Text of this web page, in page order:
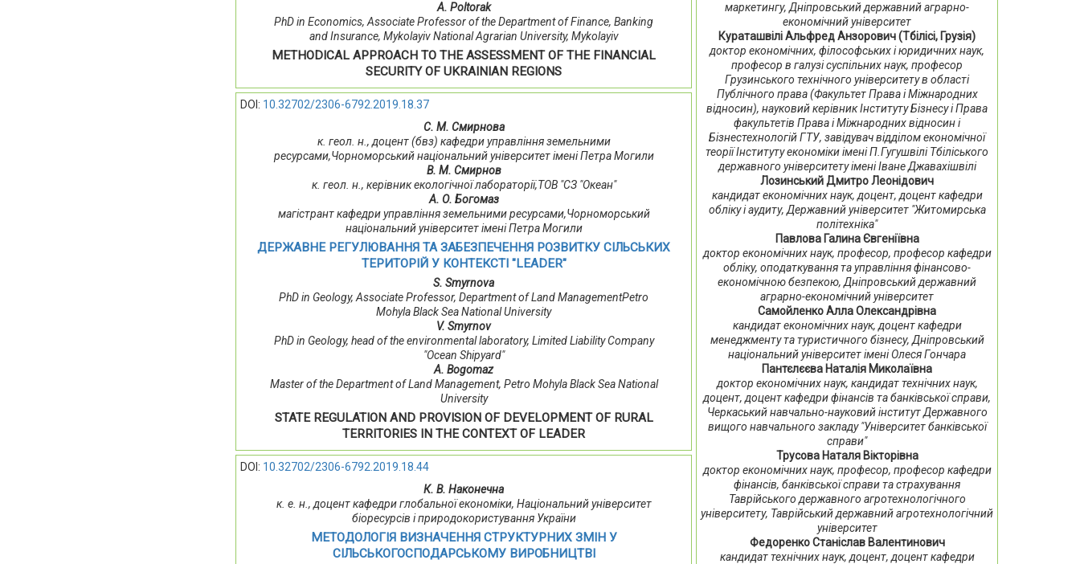
A. Poltorak
PhD in Economics, Associate Professor of the Department of Finance, Banking
and Insurance, Mykolayiv National Agrarian University, Mykolayiv
METHODICAL APPROACH TO THE ASSESSMENT OF THE FINANCIAL
SECURITY OF UKRAINIAN REGIONS
DOI: 10.32702/2306-6792.2019.18.37
С. М. Смирнова
к. геол. н., доцент (бвз) кафедри управління земельними
ресурсами,Чорноморський національний університет імені Петра Могили
В. М. Смирнов
к. геол. н., керівник екологічної лабораторії,ТОВ "СЗ "Океан"
А. О. Богомаз
магістрант кафедри управління земельними ресурсами,Чорноморський
національний університет імені Петра Могили
ДЕРЖАВНЕ РЕГУЛЮВАННЯ ТА ЗАБЕЗПЕЧЕННЯ РОЗВИТКУ СІЛЬСЬКИХ
ТЕРИТОРІЙ У КОНТЕКСТІ "LEADER"
S. Smyrnova
PhD іn Geology, Associate Professor, Department of Land ManagementPetro
Mohyla Black Sea National University
V. Smyrnov
PhD іn Geology, head of the environmental laboratory, Limited Liability Company
"Ocean Shipyard"
A. Bogomaz
Master of the Department of Land Management, Petro Mohyla Black Sea National
University
STATE REGULATION AND PROVISION OF DEVELOPMENT OF RURAL
TERRITORIES IN THE CONTEXT OF LEADER
DOI: 10.32702/2306-6792.2019.18.44
К. В. Наконечна
к. е. н., доцент кафедри глобальної економіки, Національний університет
біоресурсів і природокористування України
МЕТОДОЛОГІЯ ВИЗНАЧЕННЯ СТРУКТУРНИХ ЗМІН У
СІЛЬСЬКОГОСПОДАРСЬКОМУ ВИРОБНИЦТВІ
маркетингу, Дніпровський державний аграрно-
економічний університет
Кураташвілі Альфред Анзорович (Тбілісі, Грузія)
доктор економічних, філософських і юридичних наук,
професор в галузі суспільних наук, професор
Грузинського технічного університету в області
Публічного права (Факультет Права і Міжнародних
відносин), науковий керівник Інституту Бізнесу і Права
факультетів Права і Міжнародних відносин і
Бізнестехнологій ГТУ, завідувач відділом економічної
теорії Інституту економіки імені П.Гугушвілі Тбіліського
державного університету імені Іване Джавахішвілі
Лозинський Дмитро Леонідович
кандидат економічних наук, доцент, доцент кафедри
обліку і аудиту, Державний університет "Житомирська
політехніка"
Павлова Галина Євгеніївна
доктор економічних наук, професор, професор кафедри
обліку, оподаткування та управління фінансово-
економічною безпекою, Дніпровський державний
аграрно-економічний університет
Самойленко Алла Олександрівна
кандидат економічних наук, доцент кафедри
менеджменту та туристичного бізнесу, Дніпровський
національний університет імені Олеся Гончара
Пантєлєєва Наталія Миколаївна
доктор економічних наук, кандидат технічних наук,
доцент, доцент кафедри фінансів та банківської справи,
Черкаський навчально-науковий інститут Державного
вищого навчального закладу "Університет банківської
справи"
Трусова Наталя Вікторівна
доктор економічних наук, професор, професор кафедри
фінансів, банківської справи та страхування
Таврійського державного агротехнологічного
університету, Таврійський державний агротехнологічний
університет
Федоренко Станіслав Валентинович
кандидат технічних наук, доцент, доцент кафедри